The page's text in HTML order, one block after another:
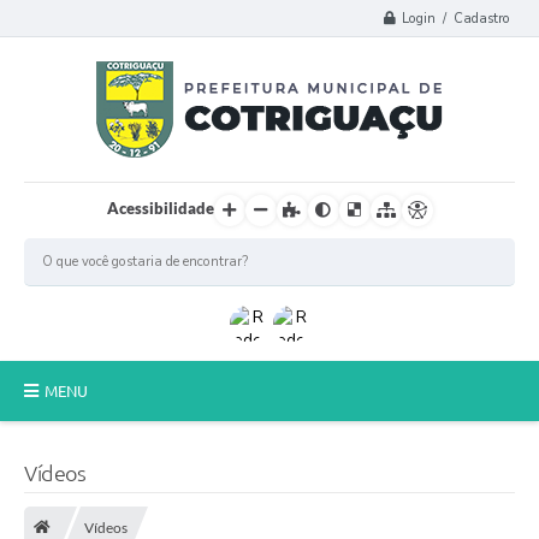
Login / Cadastro
Acessibilidade
MENU
Vídeos
Vídeos